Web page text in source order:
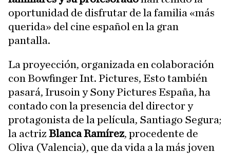
oportunidad de disfrutar de la familia «más
querida» del cine español en la gran
pantalla.
La proyección, organizada en colaboración
con Bowfinger Int. Pictures, Esto también
pasará, Irusoin y Sony Pictures España, ha
contado con la presencia del director y
protagonista de la película, Santiago Segura;
la actrizBlanca Ramírez, procedente de
Oliva (Valencia), que da vida a la más joven